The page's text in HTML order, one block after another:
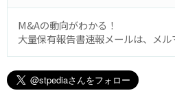
M&Aの動向がわかる！
大量保有報告書速報メールは、メル